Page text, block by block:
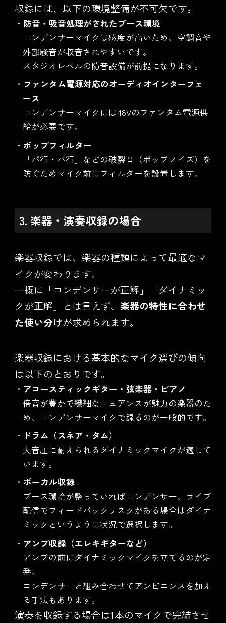
収録には、以下の環境整備が不可欠です。
防音・吸音処理がされたブース環境
コンデンサーマイクは感度が高いため、空調音や
外部騒音が収音されやすいです。
スタジオレベルの防音設備が前提になります。
ファンタム電源対応のオーディオインターフェ
ース
コンデンサーマイクには48Vのファンタム電源供
給が必要です。
ポップフィルター
「パ行・バ行」などの破裂音（ポップノイズ）を
防ぐためマイク前にフィルターを設置します。
3. 楽器・演奏収録の場合
楽器収録では、楽器の種類によって最適なマ
イクが変わります。
一概に「コンデンサーが正解」「ダイナミッ
クが正解」とは言えず、 楽器の特性に合わせ
た使い分けが求められます。
楽器収録における基本的なマイク選びの傾向
は以下のとおりです。
アコースティックギター・弦楽器・ピアノ
倍音が豊かで繊細なニュアンスが魅力の楽器のた
め、コンデンサーマイクで録るのが一般的です。
ドラム（スネア・タム）
大音圧に耐えられるダイナミックマイクが適して
います。
ボーカル収録
ブース環境が整っていればコンデンサー、ライブ
配信でフィードバックリスクがある場合はダイナ
ミックというように状況で選択します。
アンプ収録（エレキギターなど）
アンプの前にダイナミックマイクを立てるのが定
番。
コンデンサーと組み合わせてアンビエンスを加え
る手法もあります。
演奏を収録する場合は1本のマイクで完結させ